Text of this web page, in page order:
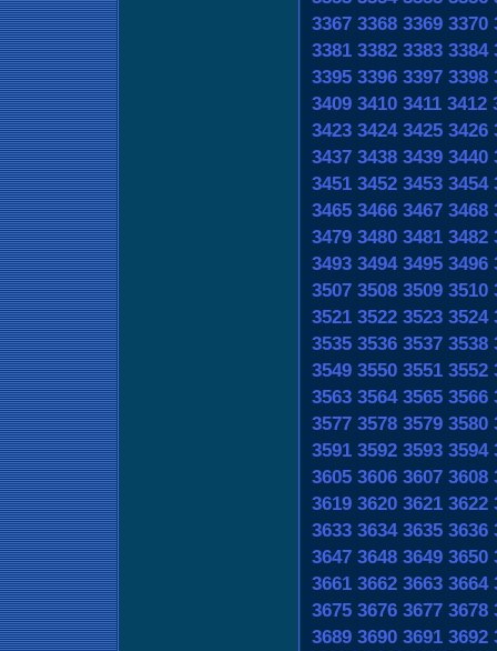
3367 3368 3369 3370
3381 3382 3383 3384
3395 3396 3397 3398
3409 3410 3411 3412
3423 3424 3425 3426
3437 3438 3439 3440
3451 3452 3453 3454
3465 3466 3467 3468
3479 3480 3481 3482
3493 3494 3495 3496
3507 3508 3509 3510
3521 3522 3523 3524
3535 3536 3537 3538
3549 3550 3551 3552
3563 3564 3565 3566
3577 3578 3579 3580
3591 3592 3593 3594
3605 3606 3607 3608
3619 3620 3621 3622
3633 3634 3635 3636
3647 3648 3649 3650
3661 3662 3663 3664
3675 3676 3677 3678
3689 3690 3691 3692